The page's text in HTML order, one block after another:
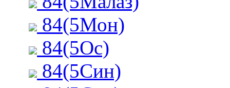
84(5Мон)
84(5Ос)
84(5Син)